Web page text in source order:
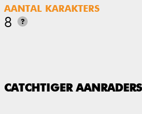
AANTAL KARAKTERS
8 ?
CATCHTIGER AANRADERS